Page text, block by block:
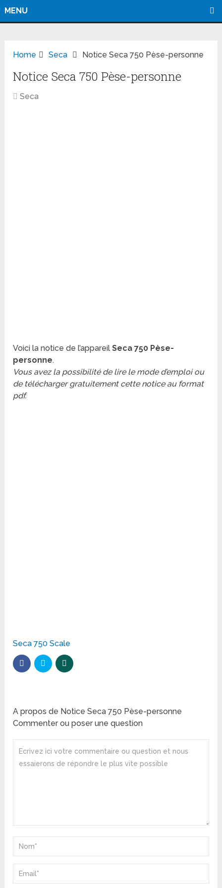
MENU
Home Seca Notice Seca 750 Pèse-personne
Notice Seca 750 Pèse-personne
Seca
Voici la notice de l’appareilSeca 750 Pèse-
personne.
Vous avez la possibilité de lire le mode d’emploi ou
de télécharger gratuitement cette notice au format
pdf.
Seca 750 Scale
A propos de Notice Seca 750 Pèse-personne
Commenter ou poser une question